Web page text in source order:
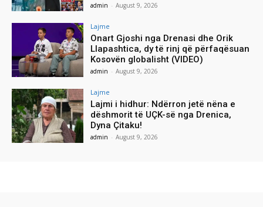
admin - August 9, 2026
Lajme
Onart Gjoshi nga Drenasi dhe Orik
Llapashtica, dy të rinj që përfaqësuan
Kosovën globalisht (VIDEO)
admin - August 9, 2026
Lajme
Lajmi i hidhur: Ndërron jetë nëna e
dëshmorit të UÇK-së nga Drenica,
Dyna Çitaku!
admin - August 9, 2026